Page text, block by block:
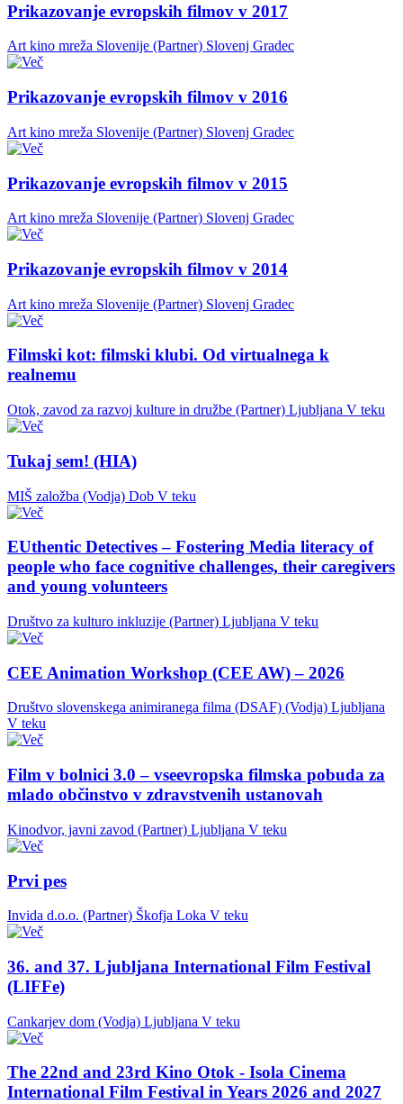
Prikazovanje evropskih filmov v 2017
Art kino mreža Slovenije (Partner) Slovenj Gradec
Prikazovanje evropskih filmov v 2016
Art kino mreža Slovenije (Partner) Slovenj Gradec
Prikazovanje evropskih filmov v 2015
Art kino mreža Slovenije (Partner) Slovenj Gradec
Prikazovanje evropskih filmov v 2014
Art kino mreža Slovenije (Partner) Slovenj Gradec
Filmski kot: filmski klubi. Od virtualnega k
realnemu
Otok, zavod za razvoj kulture in družbe (Partner) Ljubljana V teku
Tukaj sem! (HIA)
MIŠ založba (Vodja) Dob V teku
EUthentic Detectives – Fostering Media literacy of
people who face cognitive challenges, their caregivers
and young volunteers
Društvo za kulturo inkluzije (Partner) Ljubljana V teku
CEE Animation Workshop (CEE AW) – 2026
Društvo slovenskega animiranega filma (DSAF) (Vodja) Ljubljana
V teku
Film v bolnici 3.0 – vseevropska filmska pobuda za
mlado občinstvo v zdravstvenih ustanovah
Kinodvor, javni zavod (Partner) Ljubljana V teku
Prvi pes
Invida d.o.o. (Partner) Škofja Loka V teku
36. and 37. Ljubljana International Film Festival
(LIFFe)
Cankarjev dom (Vodja) Ljubljana V teku
The 22nd and 23rd Kino Otok - Isola Cinema
International Film Festival in Years 2026 and 2027